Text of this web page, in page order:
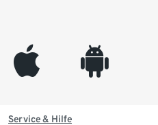
appleinc android
Service & Hilfe